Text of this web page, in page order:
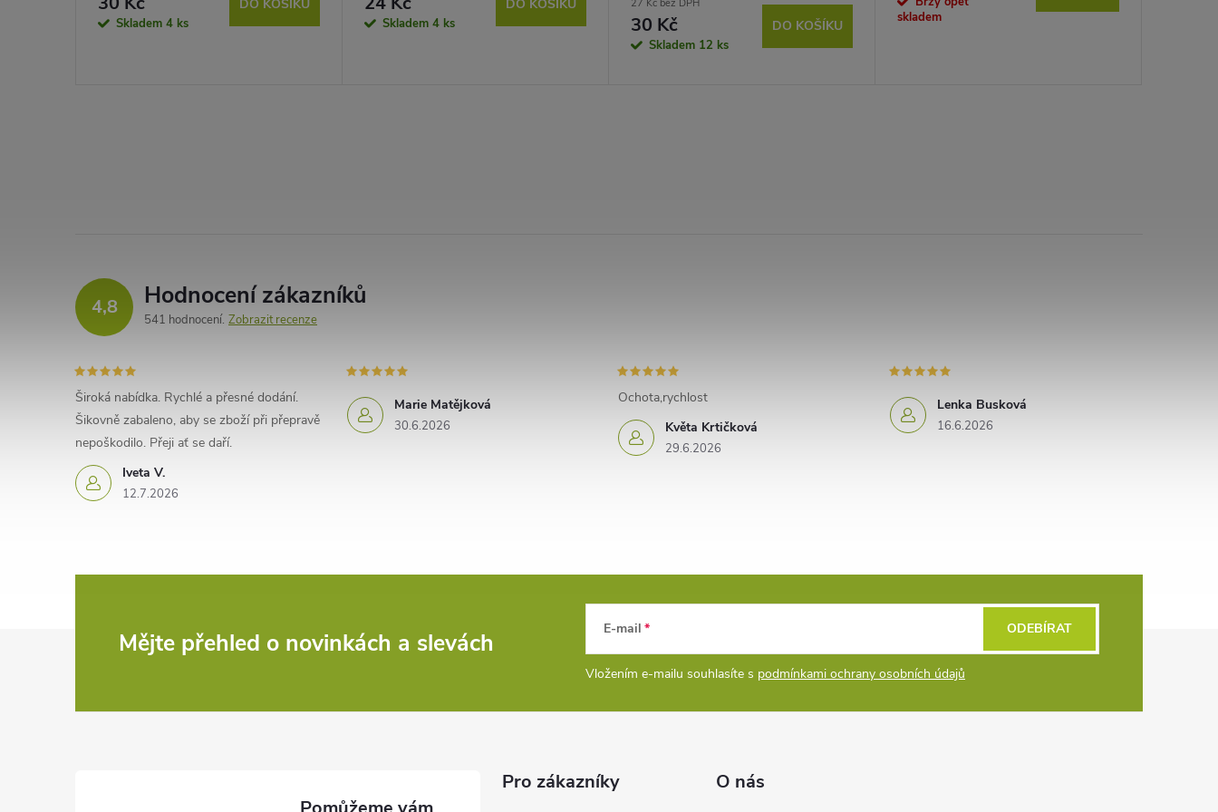
Skladem 4 ks
DO KOŠÍKU
Skladem 4 ks
DO KOŠÍKU 27 Kč bez DPH
30 Kč
Skladem 12 ks
DO KOŠÍKU
skladem
4,8 Hodnocení zákazníků
541 hodnocení Zobrazit recenze
Iveta V.
12.7.2026
Široká nabídka. Rychlé a přesné dodání.
Šikovně zabaleno, aby se zboží při přepravě
nepoškodilo. Přeji ať se daří.
Marie Matějková
30.6.2026 Květa Krtičková
29.6.2026
Ochota,rychlost Lenka Busková
16.6.2026
Mějte přehled o novinkách a slevách E-mail
Vložením e-mailu souhlasíte s podmínkami ochrany osobních údajů
ODEBÍRAT
Pro zákazníky O nás